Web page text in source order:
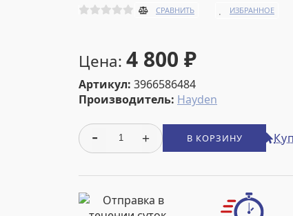
СРАВНИТЬ ИЗБРАННОЕ
Цена: 4 800 ₽
Артикул: 3966586484
Производитель: Hayden
В КОРЗИНУ